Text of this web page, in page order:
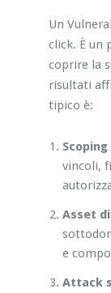
Un
click. È un
coprire la
risultati
tipico è:
vincoli,
Asset
e
Attack